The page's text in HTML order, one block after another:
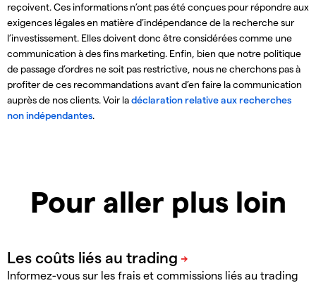
reçoivent. Ces informations n’ont pas été conçues pour répondre aux
exigences légales en matière d’indépendance de la recherche sur
l’investissement. Elles doivent donc être considérées comme une
communication à des fins marketing. Enfin, bien que notre politique
de passage d’ordres ne soit pas restrictive, nous ne cherchons pas à
profiter de ces recommandations avant d’en faire la communication
auprès de nos clients. Voir ladéclaration relative aux recherches
non indépendantes.
Pour aller plus loin
Informez-vous sur les frais et commissions liés au trading